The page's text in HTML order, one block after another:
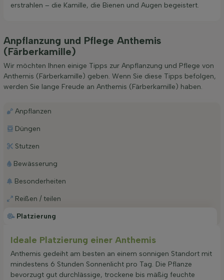
erstrahlen – die Kamille, die Bienen und Augen begeistert.
Anpflanzung und Pflege Anthemis
(Färberkamille)
Wir möchten Ihnen einige Tipps zur Anpflanzung und Pflege von
Anthemis (Färberkamille) geben. Wenn Sie diese Tipps befolgen,
werden Sie lange Freude an Anthemis (Färberkamille) haben.
Platzierung
Anpflanzen
Düngen
Stutzen
Bewässerung
Besonderheiten
Reißen / teilen
Ideale Platzierung einer Anthemis
Anthemis gedeiht am besten an einem sonnigen Standort mit
mindestens 6 Stunden Sonnenlicht pro Tag. Die Pflanze
bevorzugt gut durchlässige, trockene bis mäßig feuchte